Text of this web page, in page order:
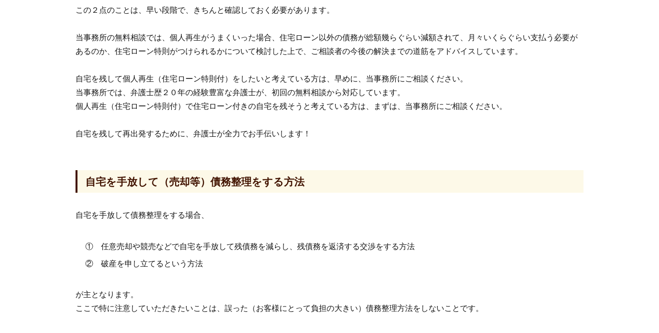
この２点のことは、早い段階で、きちんと確認しておく必要があります。
当事務所の無料相談では、個人再生がうまくいった場合、住宅ローン以外の債務が総額幾らぐらい減額されて、月々いくらぐらい支払う必要が
あるのか、住宅ローン特則がつけられるかについて検討した上で、ご相談者の今後の解決までの道筋をアドバイスしています。
自宅を残して個人再生（住宅ローン特則付）をしたいと考えている方は、早めに、当事務所にご相談ください。
当事務所では、弁護士歴２０年の経験豊富な弁護士が、初回の無料相談から対応しています。
個人再生（住宅ローン特則付）で住宅ローン付きの自宅を残そうと考えている方は、まずは、当事務所にご相談ください。
自宅を残して再出発するために、弁護士が全力でお手伝いします！
自宅を手放して（売却等）債務整理をする方法
自宅を手放して債務整理をする場合、
① 任意売却や競売などで自宅を手放して残債務を減らし、残債務を返済する交渉をする方法
② 破産を申し立てるという方法
が主となります。
ここで特に注意していただきたいことは、誤った（お客様にとって負担の大きい）債務整理方法をしないことです。